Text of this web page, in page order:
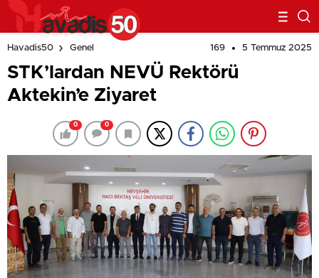
Havadis50 Genel 169 5 Temmuz 2025
STK’lardan NEVÜ Rektörü
Aktekin’e Ziyaret
0 0